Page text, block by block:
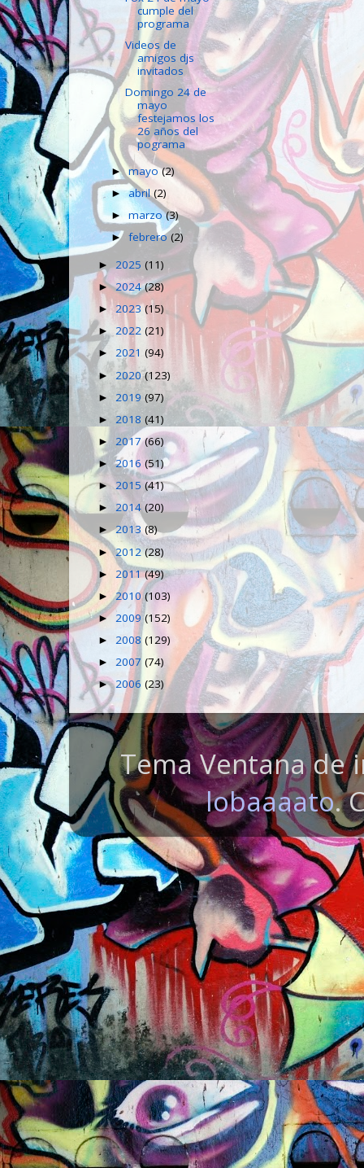
cumple del
programa
Videos de
amigos djs
invitados
Domingo 24 de
mayo
festejamos los
26 años del
pograma
►mayo(2)
►abril(2)
►marzo(3)
►febrero(2)
► 2025 (11)
►2024(28)
► 2023(15)
► 2022 (21)
► 2021 (94)
► 2020(123)
► 2019 (97)
► 2018 (41)
► 2017(66)
►2016 (51)
►2015 (41)
► 2014 (20)
►2013 (8)
►2012(28)
► 2011(49)
►2010(103)
► 2009(152)
► 2008(129)
► 2007 (74)
►2006 (23)
Tema Ventana de
lobaaaato.